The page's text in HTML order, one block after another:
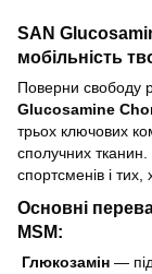
SAN
мобільність
Поверни свободу
Glucosamine
трьох ключових
сполучних
спортсменів і тих,
Основні
MSM:
Глюкозамін —